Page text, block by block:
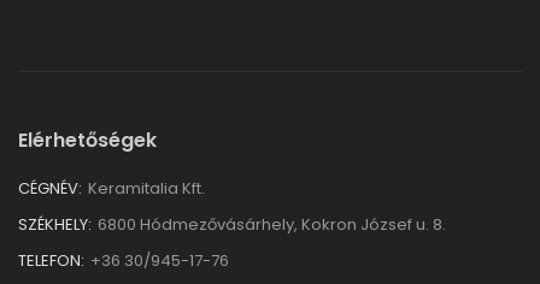
Elérhetőségek
CÉGNÉV: Keramitalia Kft.
SZÉKHELY: 6800 Hódmezővásárhely, Kokron József u. 8.
TELEFON: +36 30/945-17-76